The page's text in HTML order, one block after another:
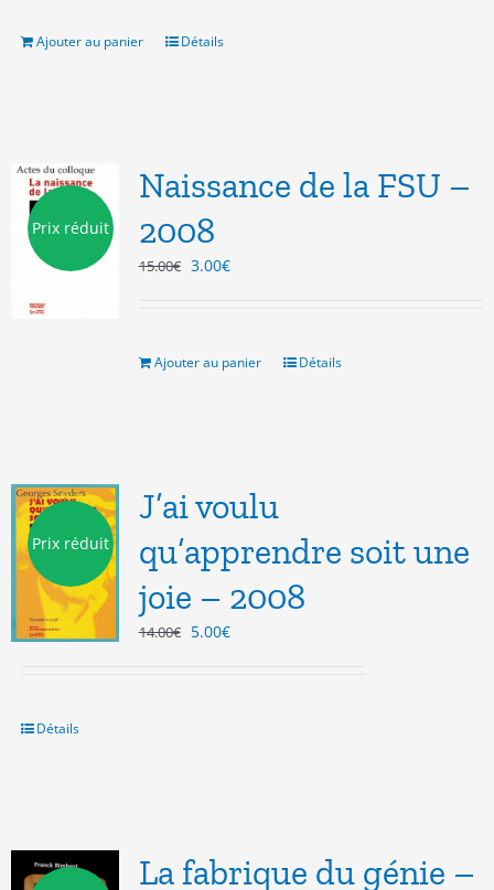
20.00€.
Ajouter au panier Détails
Prix réduit
Naissance de la FSU –
2008
15.00€ Le
15.00€.
3.00€Le
3.00€.
Ajouter au panier Détails
Prix réduit
J’ai voulu
qu’apprendre soit une
joie – 2008
14.00€ Le
5.00€Le
Détails
La fabrique du génie –